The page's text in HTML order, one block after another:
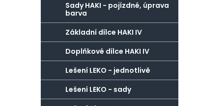
Sady HAKI - pojízdné, úprava
barva
Základní dílce HAKI IV
Doplňkové dílce HAKI IV
Lešení LEKO - jednotlivě
Lešení LEKO - sady